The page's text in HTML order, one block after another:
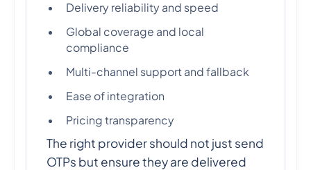
Delivery reliability and speed
Global coverage and local
compliance
Multi-channel support and fallback
Ease of integration
Pricing transparency
The right provider should not just send
OTPs but ensure they are delivered